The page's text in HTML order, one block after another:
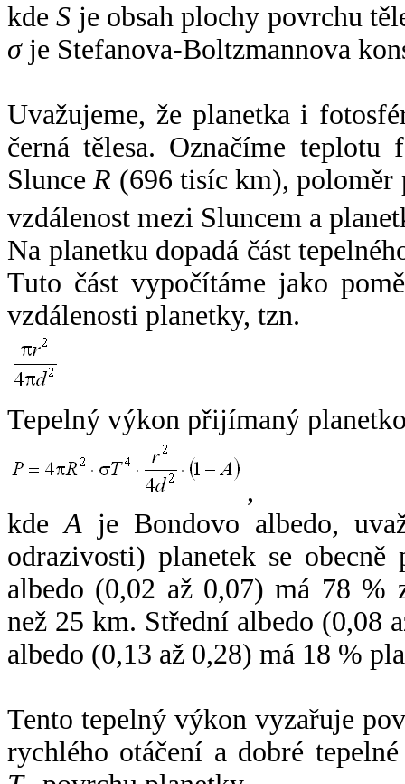
kdeS je obsah plochy povrchu
σje Stefanova-Boltzmannova
Uvažujeme, že planetka i
černá tělesa. Označíme
SlunceR (696 tisíc km),
vzdálenost mezi Sluncem a
Na planetku dopadá část
Tuto část vypočítáme jako
vzdálenosti planetky, tzn.
Tepelný výkon přijímaný
,
kdeA je Bondovo albedo,
odrazivosti) planetek se
albedo (0,02 až 0,07) má 78 %
než 25 km. Střední albedo (0,08
albedo (0,13 až 0,28) má 18 %
Tento tepelný výkon vyzařuje
rychlého otáčení a dobré